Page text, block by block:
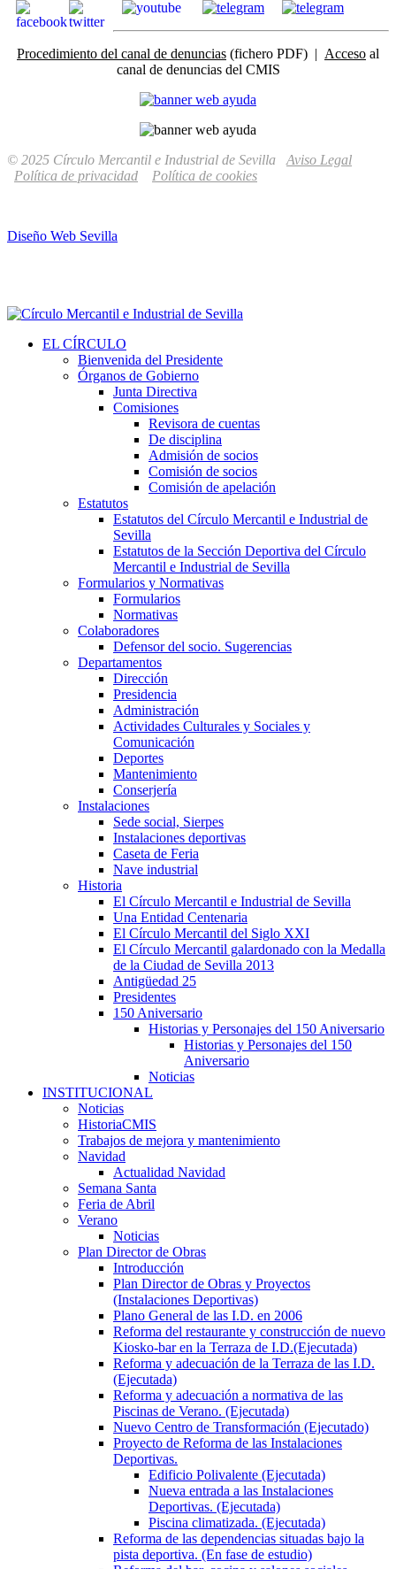
Procedimiento del canal de denuncias (fichero PDF) | Acceso al
canal de denuncias del CMIS
© 2025 Círculo Mercantil e Industrial de Sevilla Aviso Legal
Política de privacidad
Política de cookies
Diseño Web Sevilla
EL CÍRCULO
Bienvenida del Presidente
Órganos de Gobierno
Junta Directiva
Comisiones
Revisora de cuentas
De disciplina
Admisión de socios
Comisión de socios
Comisión de apelación
Estatutos
Estatutos del Círculo Mercantil e Industrial de
Sevilla
Estatutos de la Sección Deportiva del Círculo
Mercantil e Industrial de Sevilla
Formularios y Normativas
Formularios
Normativas
Colaboradores
Defensor del socio. Sugerencias
Departamentos
Dirección
Presidencia
Administración
Actividades Culturales y Sociales y
Comunicación
Deportes
Mantenimiento
Conserjería
Instalaciones
Sede social, Sierpes
Instalaciones deportivas
Caseta de Feria
Nave industrial
Historia
El Círculo Mercantil e Industrial de Sevilla
Una Entidad Centenaria
El Círculo Mercantil del Siglo XXI
El Círculo Mercantil galardonado con la Medalla
de la Ciudad de Sevilla 2013
Antigüedad 25
Presidentes
150 Aniversario
Historias y Personajes del 150 Aniversario
Historias y Personajes del 150
Aniversario
Noticias
INSTITUCIONAL
Noticias
HistoriaCMIS
Trabajos de mejora y mantenimiento
Navidad
Actualidad Navidad
Semana Santa
Feria de Abril
Verano
Noticias
Plan Director de Obras
Introducción
Plan Director de Obras y Proyectos
(Instalaciones Deportivas)
Plano General de las I.D. en 2006
Reforma del restaurante y construcción de nuevo
Kiosko-bar en la Terraza de I.D.(Ejecutada)
Reforma y adecuación de la Terraza de las I.D.
(Ejecutada)
Reforma y adecuación a normativa de las
Piscinas de Verano. (Ejecutada)
Nuevo Centro de Transformación (Ejecutado)
Proyecto de Reforma de las Instalaciones
Deportivas.
Edificio Polivalente (Ejecutada)
Nueva entrada a las Instalaciones
Deportivas. (Ejecutada)
Piscina climatizada. (Ejecutada)
Reforma de las dependencias situadas bajo la
pista deportiva. (En fase de estudio)